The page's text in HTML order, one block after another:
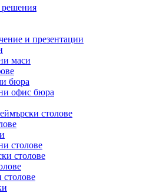
и презентации
маси
бюра
офис бюра
столове
столове
столове
столове